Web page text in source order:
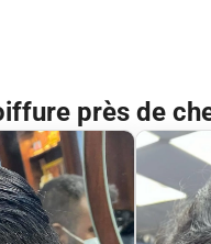
près de